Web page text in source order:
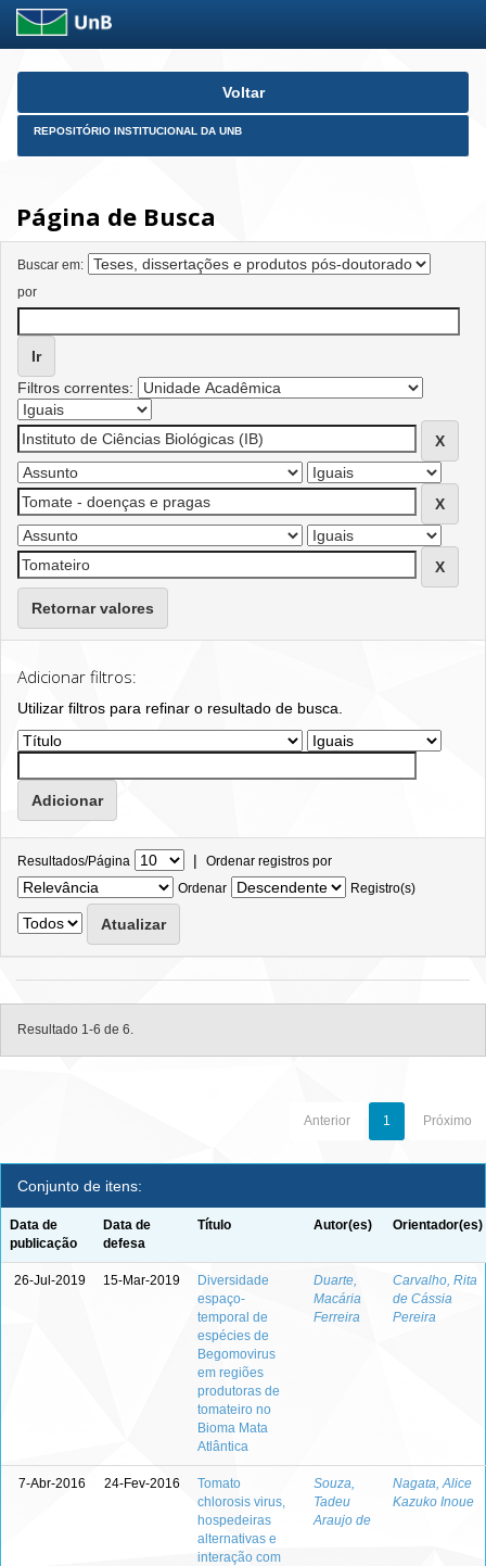
Skip
Voltar
REPOSITÓRIO INSTITUCIONAL DA UNB
Página de Busca
Buscar em:
por
Filtros correntes:
Retornar valores
Adicionar filtros:
Utilizar filtros para refinar o resultado de busca.
Resultados/Página | Ordenar registros por
Ordenar
Registro(s)
Resultado 1-6 de 6.
Anterior 1 Próximo
Conjunto de itens:
Data de
publicação
Data de
defesa
Título Autor(es) Orientador(es)
26-Jul-2019 15-Mar-2019
Diversidade
espaço-
temporal de
espécies de
Begomovirus
em regiões
produtoras de
tomateiro no
Bioma Mata
Atlântica
Duarte,
Macária
Ferreira
Carvalho, Rita
de Cássia
Pereira
7-Abr-2016 24-Fev-2016
Tomato
chlorosis virus,
hospedeiras
alternativas e
interação com
Souza,
Tadeu
Araujo de
Nagata, Alice
Kazuko Inoue